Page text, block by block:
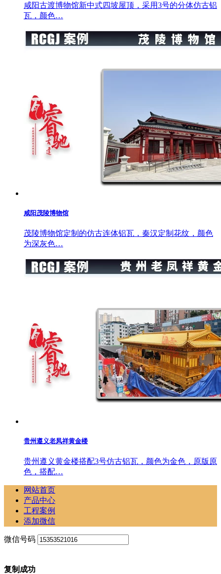
咸阳古渡博物馆新中式四坡屋顶，采用3号的分体仿古铝
瓦，颜色…
咸阳茂陵博物馆
茂陵博物馆定制的仿古连体铝瓦，秦汉定制花纹，颜色
为深灰色…
贵州遵义老凤祥黄金楼
贵州遵义黄金楼搭配3号仿古铝瓦，颜色为金色，原版原
色，搭配…
网站首页
产品中心
工程案例
添加微信
微信号码
复制成功